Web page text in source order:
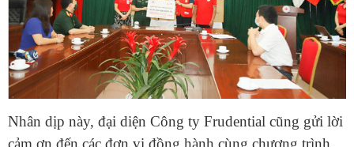
Nhân dịp này, đại diện Công ty Frudential cũng gửi lời
cảm ơn đến các đơn vị đồng hành cùng chương trình